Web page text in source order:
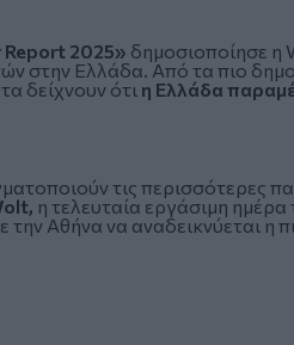
Report 2025» δημοσιοποίησε η
στην Ελλάδα. Από τα πιο
δείχνουν ότι η Ελλάδα
τις περισσότερες
η τελευταία εργάσιμη
Αθήνα να αναδεικνύεται η